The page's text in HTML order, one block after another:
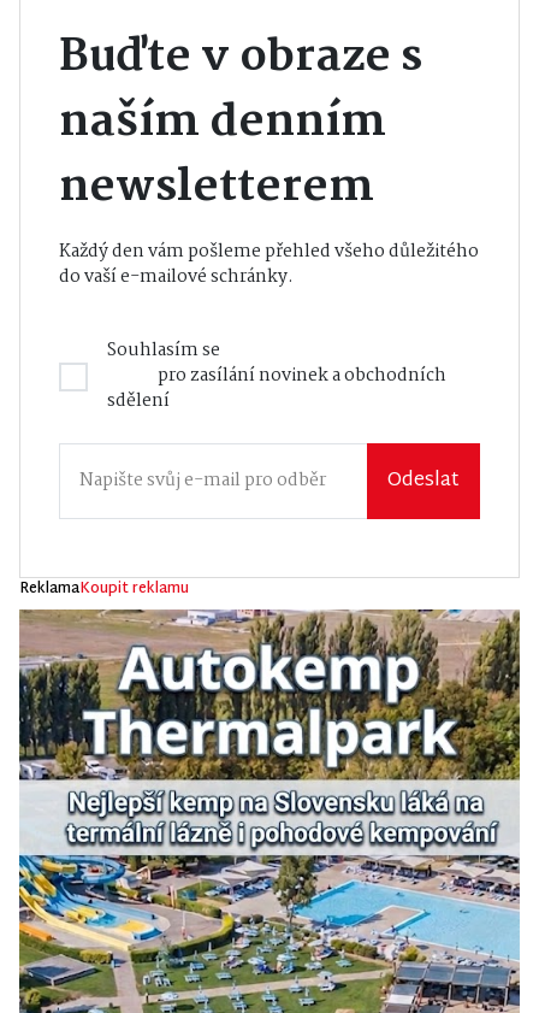
Buďte v obraze s
naším denním
newsletterem
Každý den vám pošleme přehled všeho důležitého
do vaší e-mailové schránky.
Souhlasím se
pro zasílání novinek a obchodních
sdělení
Odeslat
ReklamaKoupit reklamu